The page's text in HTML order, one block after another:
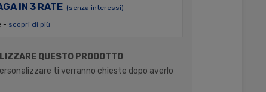
IN 3 RATE (senza interessi)
- scopri di più
QUESTO PRODOTTO
ti verranno chieste dopo averlo